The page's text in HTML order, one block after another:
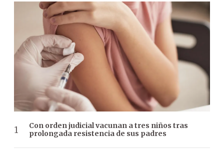
Con orden judicial vacunan a tres niños tras
prolongada resistencia de sus padres